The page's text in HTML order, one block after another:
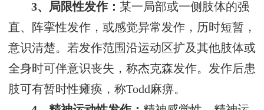
3、局限性发作： 某一局部或一侧肢体的强
直、阵挛性发作，或感觉异常发作，历时短暂，
意识清楚。若发作范围沿运动区扩及其他肢体或
全身时可伴意识丧失，称杰克森发作。发作后患
肢可有暂时性瘫痪，称Todd麻痹。